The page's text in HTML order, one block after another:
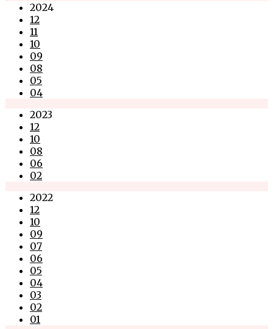
2024
12
11
10
09
08
05
04
2023
12
10
08
06
02
2022
12
10
09
07
06
05
04
03
02
01